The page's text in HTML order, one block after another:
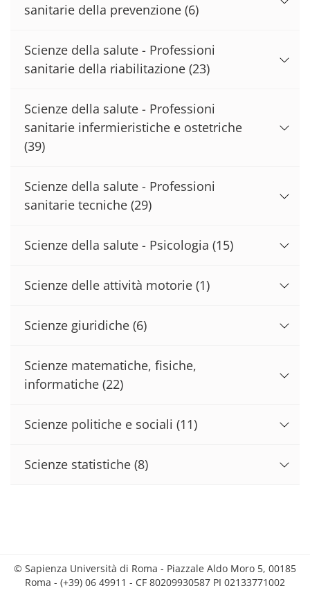
sanitarie della prevenzione (6)
Scienze della salute - Professioni
sanitarie della riabilitazione (23)
Scienze della salute - Professioni
sanitarie infermieristiche e ostetriche
(39)
Scienze della salute - Professioni
sanitarie tecniche (29)
Scienze della salute - Psicologia (15)
Scienze delle attività motorie (1)
Scienze giuridiche (6)
Scienze matematiche, fisiche,
informatiche (22)
Scienze politiche e sociali (11)
Scienze statistiche (8)
© Sapienza Università di Roma - Piazzale Aldo Moro 5, 00185
Roma - (+39) 06 49911 - CF 80209930587 PI 02133771002